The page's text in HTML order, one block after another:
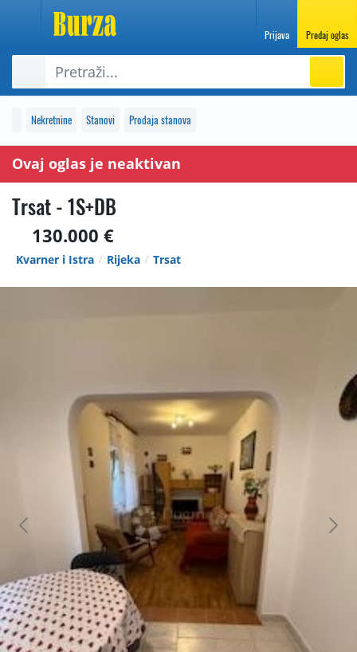
Prijava Predaj oglas
Nekretnine Stanovi Prodaja stanova
Ovaj oglas je neaktivan
Trsat - 1S+DB
130.000 €
Kvarner i Istra Rijeka Trsat